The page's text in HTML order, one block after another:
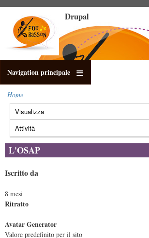
contenuto
principale
Drupal
Navigation principale
Briciole
di
pane
Home
Schede
primarie
Visualizza
attiva)
Attività
L'OSAP
Iscritto da
8 mesi
Ritratto
Avatar Generator
Valore predefinito per il sito